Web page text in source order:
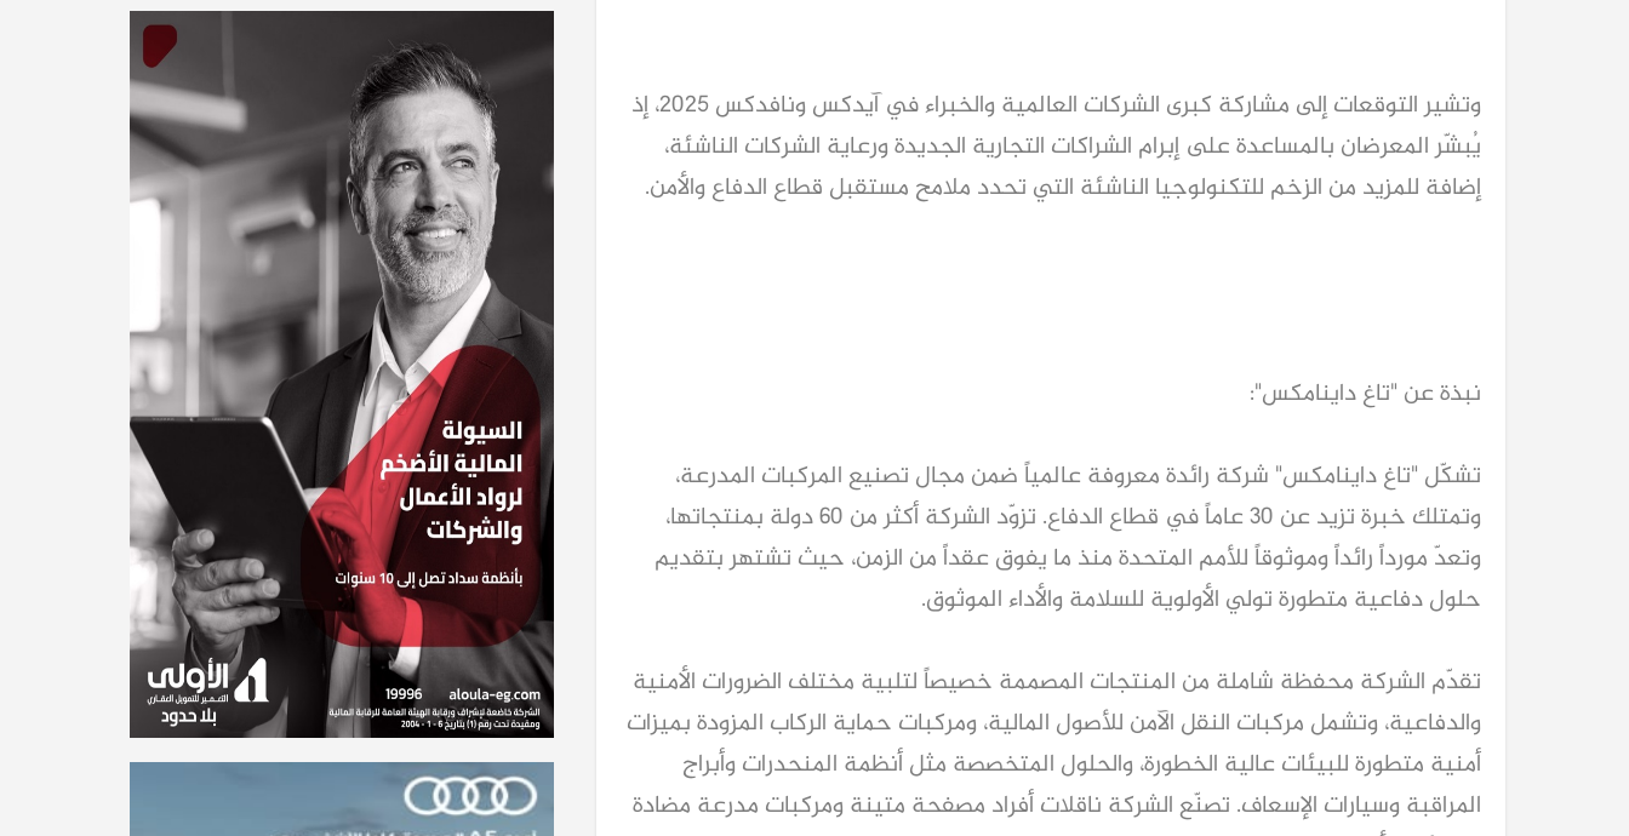
وتشير التوقعات إلى مشاركة كبرى الشركات العالمية والخبراء في آيدكس ونافدكس 2025، إذ
يُبشّر المعرضان بالمساعدة على إبرام الشراكات التجارية الجديدة ورعاية الشركات الناشئة،
إضافة للمزيد من الزخم للتكنولوجيا الناشئة التي تحدد ملامح مستقبل قطاع الدفاع والأمن.
نبذة عن "تاغ داينامكس":
تشكّل "تاغ داينامكس" شركة رائدة معروفة عالمياً ضمن مجال تصنيع المركبات المدرعة،
وتمتلك خبرة تزيد عن 30 عاماً في قطاع الدفاع. تزوّد الشركة أكثر من 60 دولة بمنتجاتها،
وتعدّ مورداً رائداً وموثوقاً للأمم المتحدة منذ ما يفوق عقداً من الزمن، حيث تشتهر بتقديم
حلول دفاعية متطورة تولي الأولوية للسلامة والأداء الموثوق.
تقدّم الشركة محفظة شاملة من المنتجات المصممة خصيصاً لتلبية مختلف الضرورات الأمنية
والدفاعية، وتشمل مركبات النقل الآمن للأصول المالية، ومركبات حماية الركاب المزودة بميزات
أمنية متطورة للبيئات عالية الخطورة، والحلول المتخصصة مثل أنظمة المنحدرات وأبراج
المراقبة وسيارات الإسعاف. تصنّع الشركة ناقلات أفراد مصفحة متينة ومركبات مدرعة مضادة